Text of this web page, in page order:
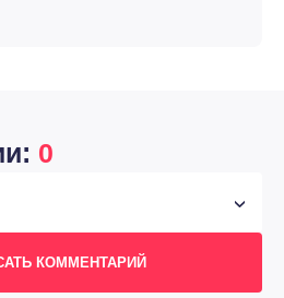
0
КОММЕНТАРИЙ